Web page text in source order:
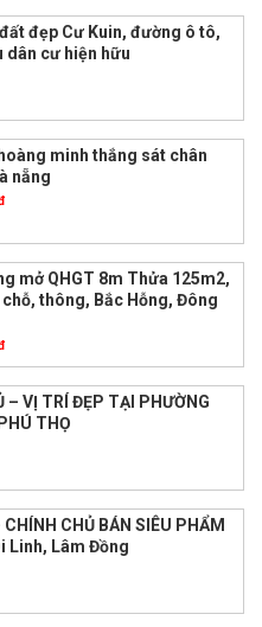
đẹp Cư Kuin, đường ô tô,
dân cư hiện hữu
minh thắng sát chân
nẵng
mở QHGT 8m Thửa 125m2,
thông, Bắc Hỗng, Đông
– VỊ TRÍ ĐẸP TẠI PHƯỜNG
THỌ
CHỦ BÁN SIÊU PHẨM
Linh, Lâm Đồng